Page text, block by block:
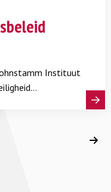
sbeleid
Instituut